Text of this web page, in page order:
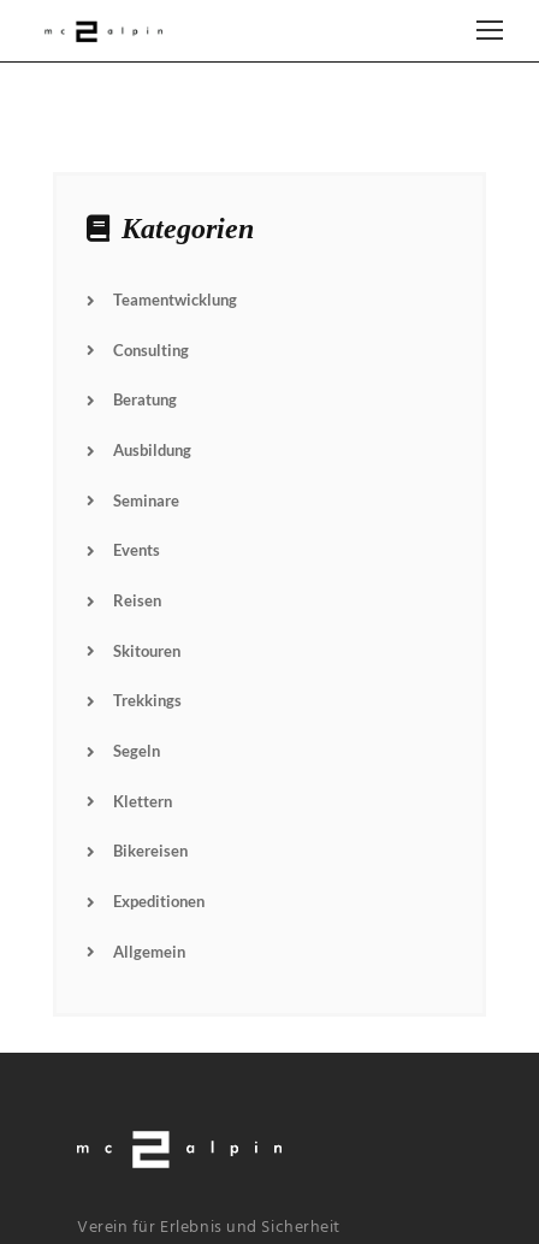
Kategorien
Teamentwicklung
Consulting
Beratung
Ausbildung
Seminare
Events
Reisen
Skitouren
Trekkings
Segeln
Klettern
Bikereisen
Expeditionen
Allgemein
Verein für Erlebnis und Sicherheit